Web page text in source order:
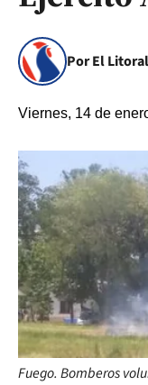
Por El Litoral
Viernes, 14 de
Fuego. Bomberos